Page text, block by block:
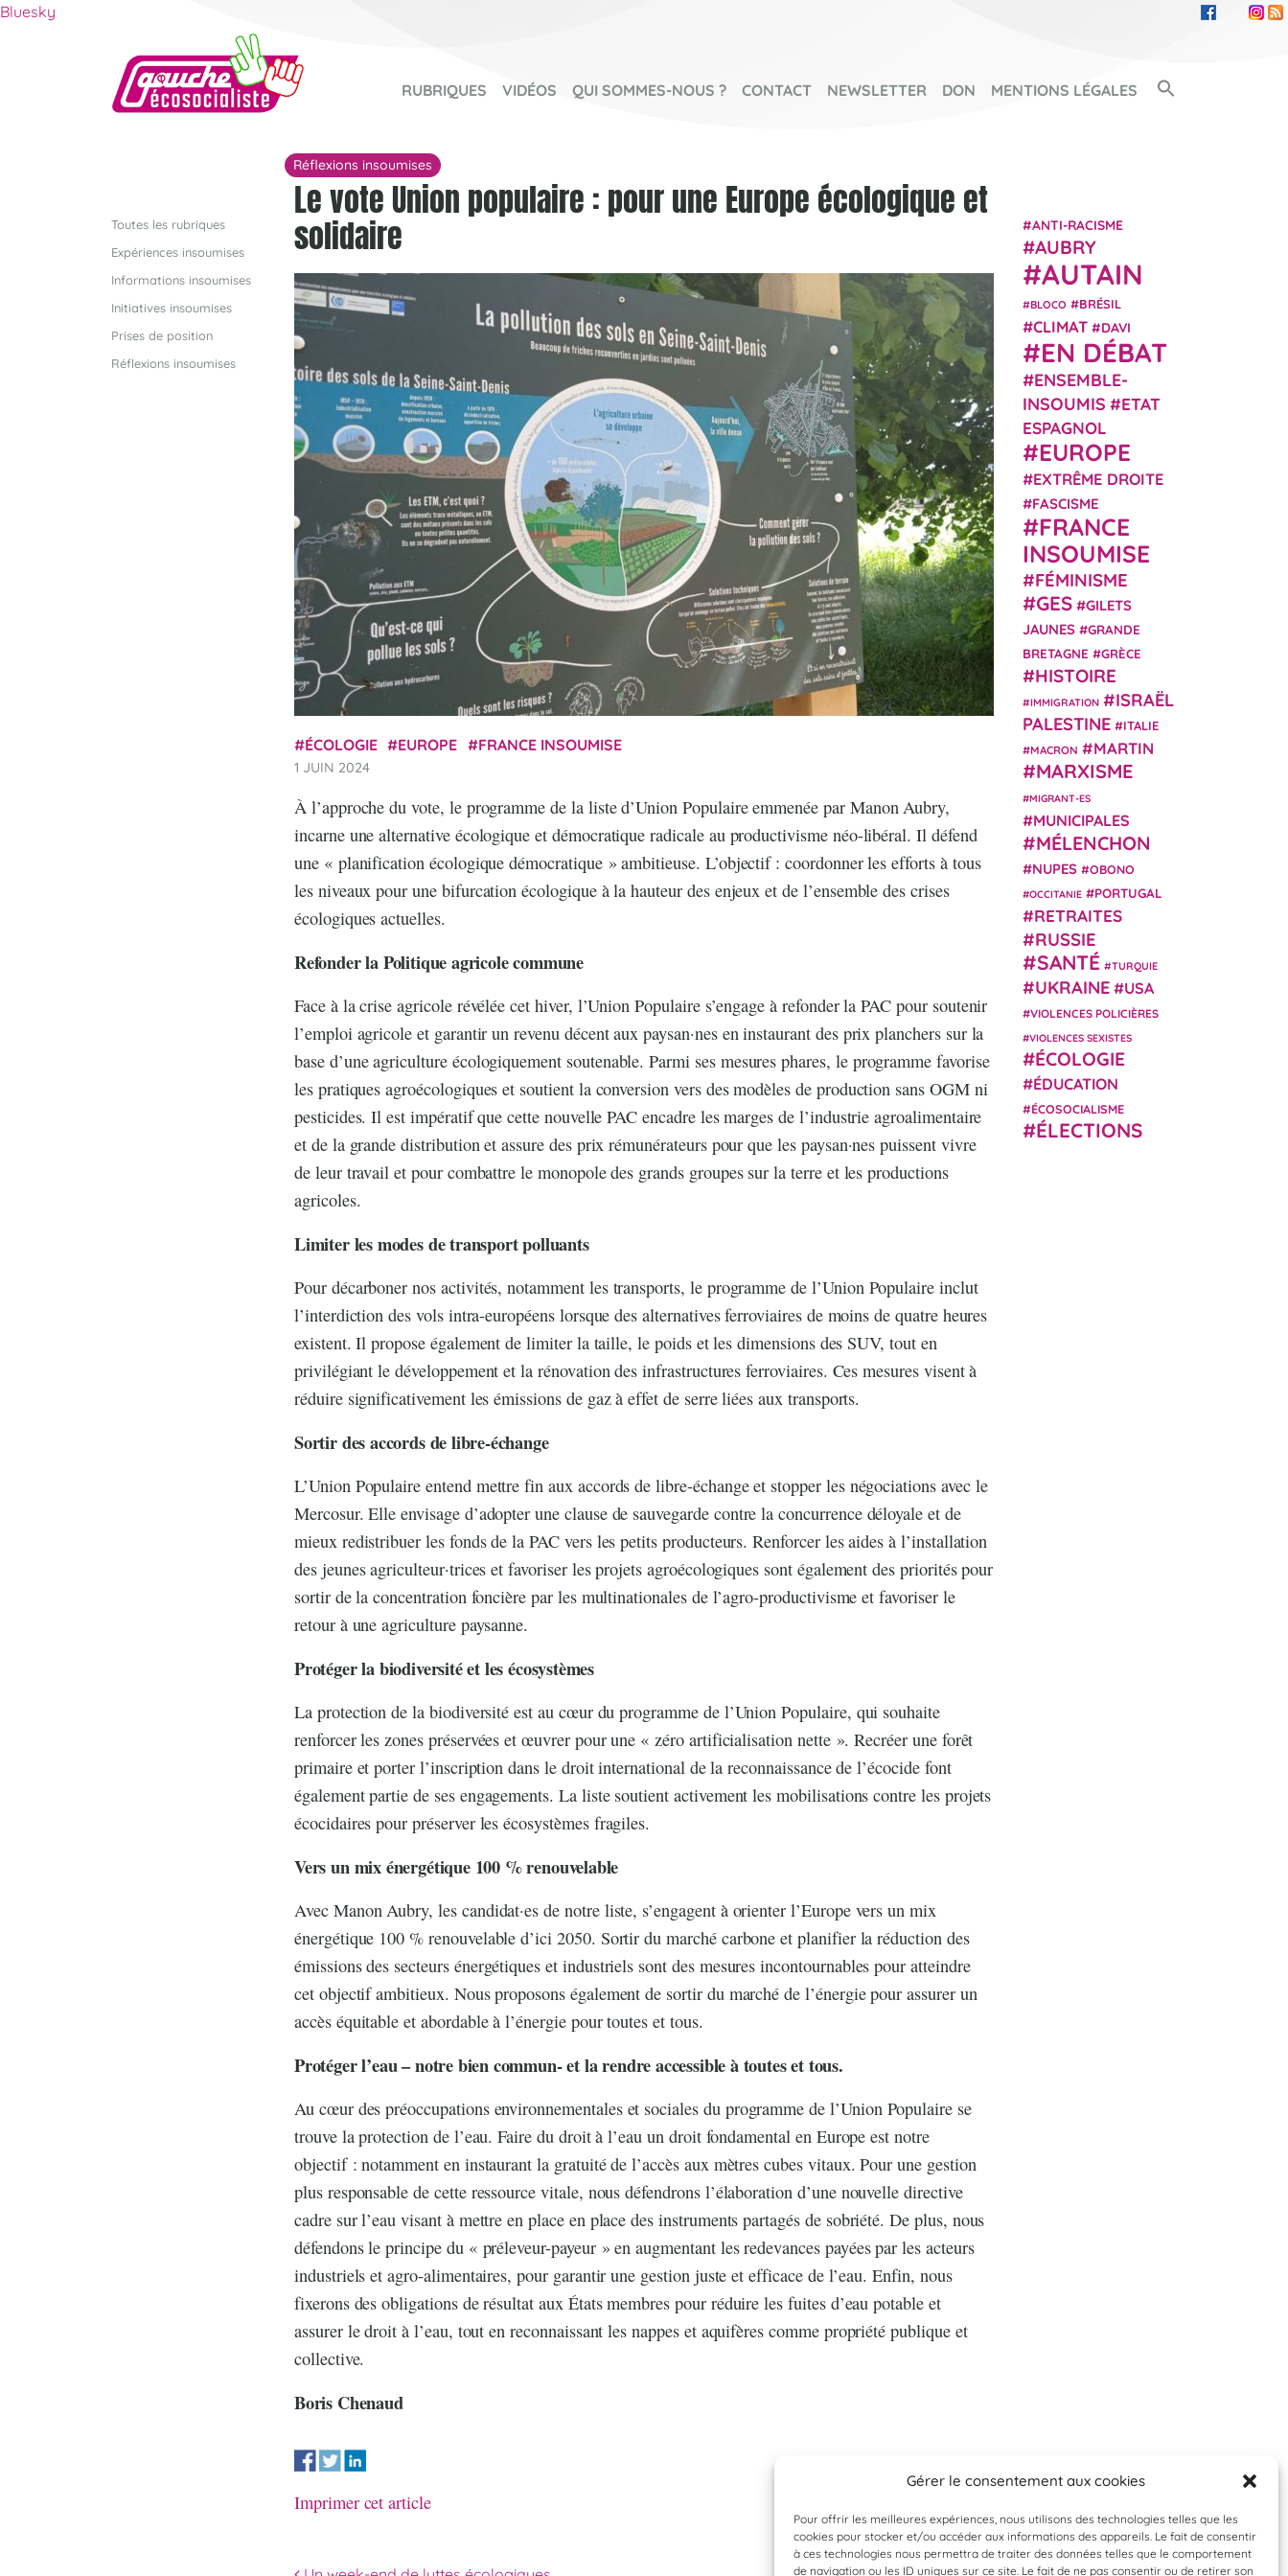
Gérer le consentement aux cookies
Pour offrir les meilleures expériences, nous utilisons des technologies telles que les
cookies pour stocker et/ou accéder aux informations des appareils. Le fait de consentir
à ces technologies nous permettra de traiter des données telles que le comportement
de navigation ou les ID uniques sur ce site. Le fait de ne pas consentir ou de retirer son
Bluesky
RUBRIQUES VIDÉOS QUI SOMMES-NOUS ? CONTACT NEWSLETTER DON MENTIONS LÉGALES
Toutes les rubriques
Expériences insoumises
Informations insoumises
Initiatives insoumises
Prises de position
Réflexions insoumises
Réflexions insoumises
Le vote Union populaire : pour une Europe écologique et
solidaire
ÉCOLOGIE EUROPE FRANCE INSOUMISE
1 JUIN 2024
À l’approche du vote, le programme de la liste d’Union Populaire emmenée par Manon Aubry,
incarne une alternative écologique et démocratique radicale au productivisme néo-libéral. Il défend
une « planification écologique démocratique » ambitieuse. L’objectif : coordonner les efforts à tous
les niveaux pour une bifurcation écologique à la hauteur des enjeux et de l’ensemble des crises
écologiques actuelles.
Refonder la Politique agricole commune
Face à la crise agricole révélée cet hiver, l’Union Populaire s’engage à refonder la PAC pour soutenir
l’emploi agricole et garantir un revenu décent aux paysan·nes en instaurant des prix planchers sur la
base d’une agriculture écologiquement soutenable. Parmi ses mesures phares, le programme favorise
les pratiques agroécologiques et soutient la conversion vers des modèles de production sans OGM ni
pesticides. Il est impératif que cette nouvelle PAC encadre les marges de l’industrie agroalimentaire
et de la grande distribution et assure des prix rémunérateurs pour que les paysan·nes puissent vivre
de leur travail et pour combattre le monopole des grands groupes sur la terre et les productions
agricoles.
Limiter les modes de transport polluants
Pour décarboner nos activités, notamment les transports, le programme de l’Union Populaire inclut
l’interdiction des vols intra-européens lorsque des alternatives ferroviaires de moins de quatre heures
existent. Il propose également de limiter la taille, le poids et les dimensions des SUV, tout en
privilégiant le développement et la rénovation des infrastructures ferroviaires. Ces mesures visent à
réduire significativement les émissions de gaz à effet de serre liées aux transports.
Sortir des accords de libre-échange
L’Union Populaire entend mettre fin aux accords de libre-échange et stopper les négociations avec le
Mercosur. Elle envisage d’adopter une clause de sauvegarde contre la concurrence déloyale et de
mieux redistribuer les fonds de la PAC vers les petits producteurs. Renforcer les aides à l’installation
des jeunes agriculteur·trices et favoriser les projets agroécologiques sont également des priorités pour
sortir de la concentration foncière par les multinationales de l’agro-productivisme et favoriser le
retour à une agriculture paysanne.
Protéger la biodiversité et les écosystèmes
La protection de la biodiversité est au cœur du programme de l’Union Populaire, qui souhaite
renforcer les zones préservées et œuvrer pour une « zéro artificialisation nette ». Recréer une forêt
primaire et porter l’inscription dans le droit international de la reconnaissance de l’écocide font
également partie de ses engagements. La liste soutient activement les mobilisations contre les projets
écocidaires pour préserver les écosystèmes fragiles.
Vers un mix énergétique 100 % renouvelable
Avec Manon Aubry, les candidat·es de notre liste, s’engagent à orienter l’Europe vers un mix
énergétique 100 % renouvelable d’ici 2050. Sortir du marché carbone et planifier la réduction des
émissions des secteurs énergétiques et industriels sont des mesures incontournables pour atteindre
cet objectif ambitieux. Nous proposons également de sortir du marché de l’énergie pour assurer un
accès équitable et abordable à l’énergie pour toutes et tous.
Protéger l’eau – notre bien commun- et la rendre accessible à toutes et tous.
Au cœur des préoccupations environnementales et sociales du programme de l’Union Populaire se
trouve la protection de l’eau. Faire du droit à l’eau un droit fondamental en Europe est notre
objectif : notamment en instaurant la gratuité de l’accès aux mètres cubes vitaux. Pour une gestion
plus responsable de cette ressource vitale, nous défendrons l’élaboration d’une nouvelle directive
cadre sur l’eau visant à mettre en place en place des instruments partagés de sobriété. De plus, nous
défendons le principe du « préleveur-payeur » en augmentant les redevances payées par les acteurs
industriels et agro-alimentaires, pour garantir une gestion juste et efficace de l’eau. Enfin, nous
fixerons des obligations de résultat aux États membres pour réduire les fuites d’eau potable et
assurer le droit à l’eau, tout en reconnaissant les nappes et aquifères comme propriété publique et
collective.
Boris Chenaud
Imprimer cet article
ANTI-RACISME
AUBRY
AUTAIN
BLOCO BRÉSIL
CLIMAT DAVI
EN DÉBAT
ENSEMBLE-
INSOUMIS
ETAT
ESPAGNOL
EUROPE
EXTRÊME DROITE
FASCISME
FRANCE
INSOUMISE
FÉMINISME
GES
GILETS
JAUNES
GRANDE
BRETAGNE
GRÈCE
HISTOIRE
IMMIGRATION
ISRAËL
PALESTINE
ITALIE
MACRON MARTIN
MARXISME
MIGRANT-ES
MUNICIPALES
MÉLENCHON
NUPES OBONO
OCCITANIE PORTUGAL
RETRAITES
RUSSIE
SANTÉ TURQUIE
UKRAINE USA
VIOLENCES POLICIÈRES
VIOLENCES SEXISTES
ÉCOLOGIE
ÉDUCATION
ÉCOSOCIALISME
ÉLECTIONS